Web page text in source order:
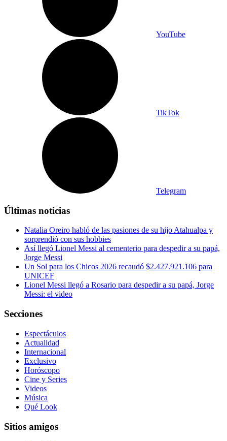
YouTube
TikTok
Telegram
Últimas noticias
Natalia Oreiro habló de las pasiones de su hijo Atahualpa y
sorprendió con sus hobbies
Así llegó Lionel Messi al cementerio para despedir a su papá,
Jorge Messi
Un Sol para los Chicos 2026 recaudó $2.427.921.106 para
UNICEF
Lionel Messi llegó a Rosario para despedir a su papá, Jorge
Messi: el video
Secciones
Espectáculos
Actualidad
Internacional
Exclusivo
Horóscopo
Cine y Series
Videos
Música
Qué Look
Sitios amigos